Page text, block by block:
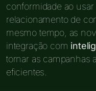
conformidade ao
relacionamento de
mesmo tempo, as
integração com
tornar as campanhas
eficientes.